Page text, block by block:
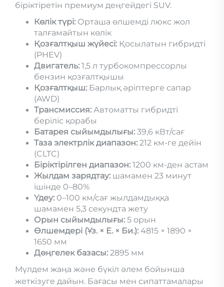
біріктіретін премиум деңгейдегі SUV.
Көлік түрі: Орташа өлшемді люкс жол
талғамайтын көлік
Қозғалтқыш жүйесі: Қосылатын гибридті
(PHEV)
Двигатель: 1,5 л турбокомпрессорлы
бензин қозғалтқышы
Қозғалтқыш: Барлық әріптерге сапар
(AWD)
Трансмиссия: Автоматты гибридті
беріліс қорабы
Батарея сыйымдылығы: 39,6 кВт/сағ
Таза электрлік диапазон: 212 км-ге дейін
(CLTC)
Біріктірілген диапазон: 1200 км-ден астам
Жылдам зарядтау: шамамен 23 минут
ішінде 0–80%
Үдеу: 0–100 км/сағ жылдамдыққа
шамамен 5,3 секундта жету
Орын сыйымдылығы: 5 орын
Өлшемдері (Ұз. × Е. × Би.): 4815 × 1890 ×
1650 мм
Дөңгелек базасы: 2895 мм
Мүлдем жаңа және бүкіл әлем бойынша
жеткізуге дайын. Бағасы мен сипаттамалары